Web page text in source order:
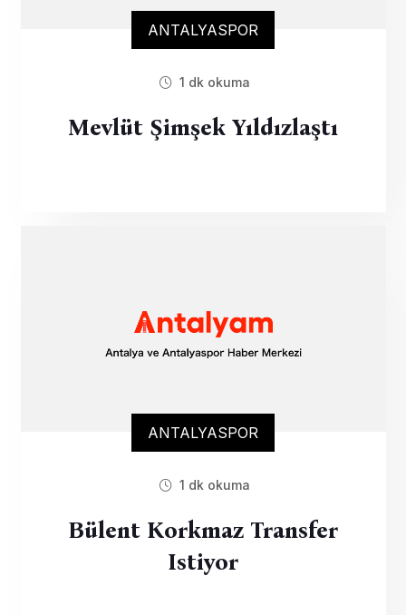
ANTALYASPOR
1 dk okuma
Mevlüt Şimşek Yıldızlaştı
ANTALYASPOR
1 dk okuma
Bülent Korkmaz Transfer
Istiyor